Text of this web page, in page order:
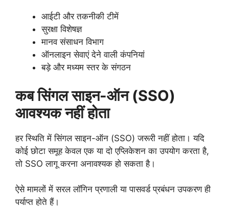
आईटी और तकनीकी टीमें
सुरक्षा विशेषज्ञ
मानव संसाधन विभाग
ऑनलाइन सेवाएं देने वाली कंपनियां
बड़े और मध्यम स्तर के संगठन
कब सिंगल साइन-ऑन (SSO)
आवश्यक नहीं होता
हर स्थिति में सिंगल साइन-ऑन (SSO) जरूरी नहीं होता। यदि
कोई छोटा समूह केवल एक या दो एप्लिकेशन का उपयोग करता है,
तो SSO लागू करना अनावश्यक हो सकता है।
ऐसे मामलों में सरल लॉगिन प्रणाली या पासवर्ड प्रबंधन उपकरण ही
पर्याप्त होते हैं।